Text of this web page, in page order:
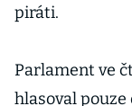
piráti.
Parlament ve
hlasoval